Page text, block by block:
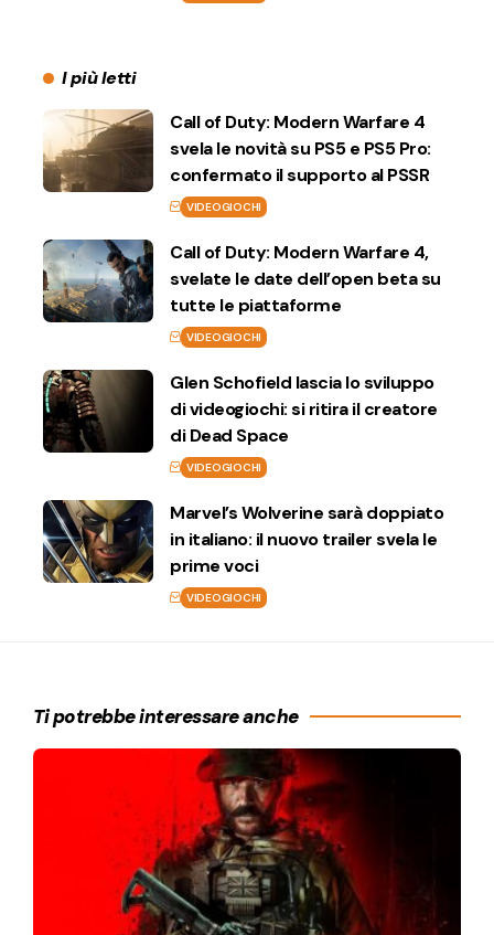
I più letti
Call of Duty: Modern Warfare 4
svela le novità su PS5 e PS5 Pro:
confermato il supporto al PSSR
VIDEOGIOCHI
Call of Duty: Modern Warfare 4,
svelate le date dell’open beta su
tutte le piattaforme
VIDEOGIOCHI
Glen Schofield lascia lo sviluppo
di videogiochi: si ritira il creatore
di Dead Space
VIDEOGIOCHI
Marvel’s Wolverine sarà doppiato
in italiano: il nuovo trailer svela le
prime voci
VIDEOGIOCHI
Ti potrebbe interessare anche